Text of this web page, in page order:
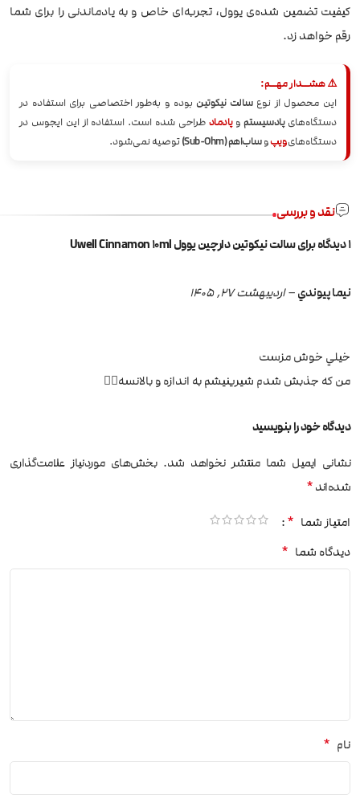
کیفیت تضمین شده‌ی یوول، تجربه‌ای خاص و به یادماندنی را برای شما
رقم خواهد زد.
⚠️ هشــدار مهــم:
این محصول از نوعسالت نیکوتین بوده و به‌طور اختصاصی برای استفاده در
دستگاه‌هایپادسیستموپادماد طراحی شده است. استفاده از این ایجوس در
دستگاه‌هایویپوساب‌اهم (Sub-Ohm) توصیه نمی‌شود.
نقد و بررسی
1 دیدگاه برای سالت نیکوتین دارچین یوول Uwell Cinnamon 10ml
نيما پيوندي– اردیبهشت 27, 1405
خيلي خوش مزست
من كه جذبش شدم شيرينيشم به اندازه و بالانسه👌🏽
دیدگاه خود را بنویسید
نشانی ایمیل شما منتشر نخواهد شد. بخش‌های موردنیاز علامت‌گذاری
شده‌اند*
امتیاز شما *
دیدگاه شما *
نام *